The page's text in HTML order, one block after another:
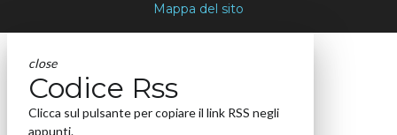
Mappa del sito
close
Codice Rss
Clicca sul pulsante per copiare il link RSS negli
appunti.